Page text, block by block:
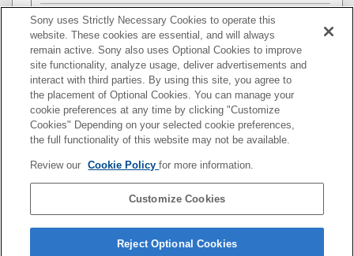
充電できない
充電時間が長い
充電ケースをパソコンにつないでも充電できない
スマートフォンの画面にヘッドセットの充電式電池
の残量が表示されない
音（音声）
ヘッドセットをリセット・初期化する
Sony uses Strictly Necessary Cookies to operate this
website. These cookies are essential, and will always
remain active. Sony also uses Optional Cookies to improve
site functionality, analyze usage, deliver advertisements and
interact with third parties. By using this site, you agree to
the placement of Optional Cookies. You can manage your
cookie preferences at any time by clicking "Customize
Cookies" Depending on your selected cookie preferences,
the full functionality of this website may not be available.
Review our Cookie Policyfor more information.
Customize Cookies
Reject Optional Cookies